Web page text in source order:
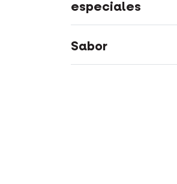
especiales
Sabor